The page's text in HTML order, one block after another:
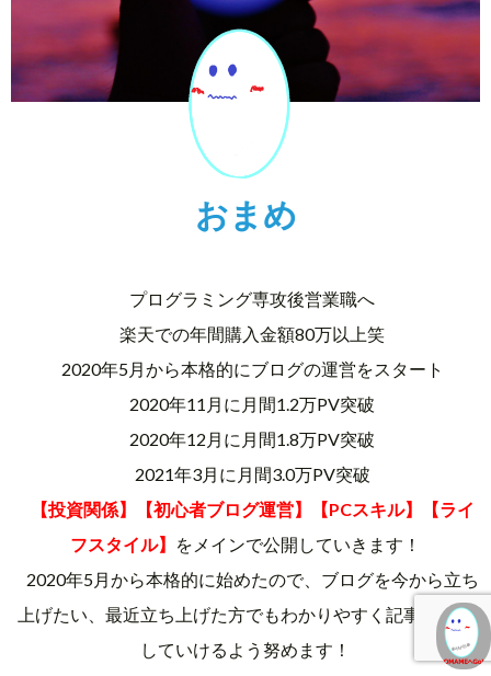
おまめ
プログラミング専攻後営業職へ
楽天での年間購入金額80万以上笑
2020年5月から本格的にブログの運営をスタート
2020年11月に月間1.2万PV突破
2020年12月に月間1.8万PV突破
2021年3月に月間3.0万PV突破
【投資関係】【初心者ブログ運営】【PCスキル】【ライ
フスタイル】
をメインで公開していきます！
2020年5月から本格的に始めたので、ブログを今から立ち
上げたい、最近立ち上げた方でもわかりやすく記事を作成
していけるよう努めます！